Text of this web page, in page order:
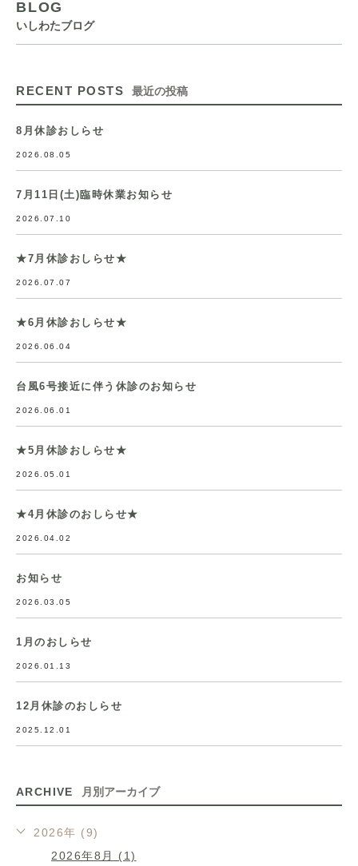
BLOG
いしわたブログ
RECENT POSTS 最近の投稿
8月休診おしらせ
2026.08.05
7月11日(土)臨時休業お知らせ
2026.07.10
★7月休診おしらせ★
2026.07.07
★6月休診おしらせ★
2026.06.04
台風6号接近に伴う休診のお知らせ
2026.06.01
★5月休診おしらせ★
2026.05.01
★4月休診のおしらせ★
2026.04.02
お知らせ
2026.03.05
1月のおしらせ
2026.01.13
12月休診のおしらせ
2025.12.01
ARCHIVE 月別アーカイブ
2026年 (9)
2026年8月 (1)